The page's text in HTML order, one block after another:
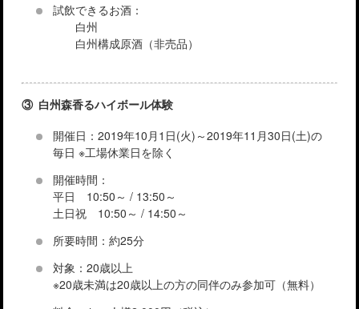
試飲できるお酒：
白州
白州構成原酒（非売品）
③ 白州森香るハイボール体験
開催日：2019年10月1日(火)～2019年11月30日(土)の
毎日 ※工場休業日を除く
開催時間：
平日 10:50～ / 13:50～
土日祝 10:50～ / 14:50～
所要時間：約25分
対象：20歳以上
※20歳未満は20歳以上の方の同伴のみ参加可（無料）